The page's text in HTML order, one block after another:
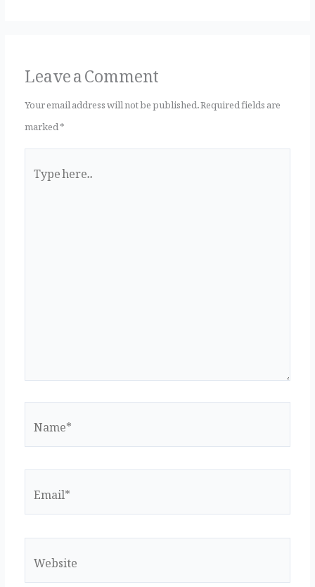
Leave a Comment
Your email address will not be published.Required fields are
marked*
here..